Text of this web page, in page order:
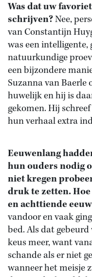
Was dat uw
schrijven?Nee,
van Constantijn
was een intelligente,
natuurkundige
een bijzondere
Suzanna van Baerle
huwelijk en hij is
gekomen. Hij
hun verhaal extra
Eeuwenlang
hun ouders nodig
niet kregen
druk te zetten.
en achttiende
vandoor en vaak
bed. Als dat
keus meer, want
schande als er niet
wanneer het meisje